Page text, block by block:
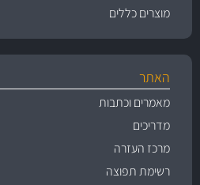
מוצרים כללים
האתר
מאמרים וכתבות
מדריכים
מרכז העזרה
רשימת תפוצה